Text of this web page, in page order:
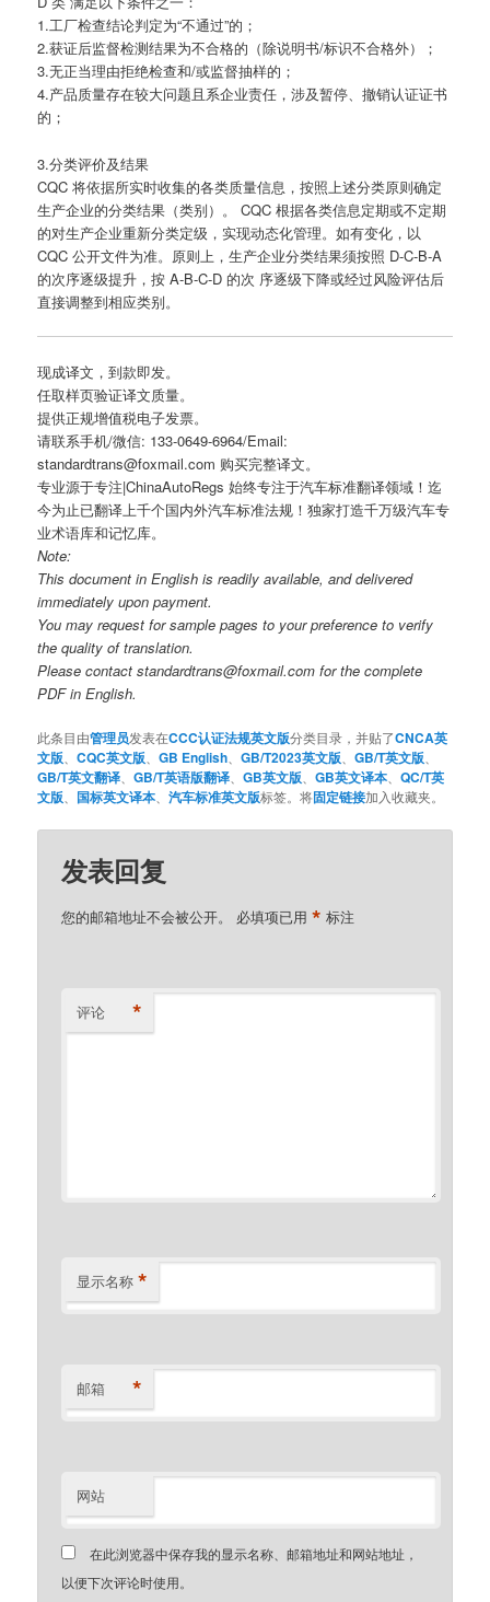
1.工厂检查结论判定为“不通过”的；
2.获证后监督检测结果为不合格的（除说明书/标识不合格外）；
3.无正当理由拒绝检查和/或监督抽样的；
4.产品质量存在较大问题且系企业责任，涉及暂停、撤销认证证书
的；
3.分类评价及结果
CQC 将依据所实时收集的各类质量信息，按照上述分类原则确定
生产企业的分类结果（类别）。 CQC 根据各类信息定期或不定期
的对生产企业重新分类定级，实现动态化管理。如有变化，以
CQC 公开文件为准。原则上，生产企业分类结果须按照 D-C-B-A
的次序逐级提升，按 A-B-C-D 的次 序逐级下降或经过风险评估后
直接调整到相应类别。
现成译文，到款即发。
任取样页验证译文质量。
提供正规增值税电子发票。
请联系手机/微信: 133-0649-6964/Email:
standardtrans@foxmail.com 购买完整译文。
专业源于专注|ChinaAutoRegs 始终专注于汽车标准翻译领域！迄
今为止已翻译上千个国内外汽车标准法规！独家打造千万级汽车专
业术语库和记忆库。
Note:
This document in English is readily available, and delivered
immediately upon payment.
You may request for sample pages to your preference to verify
the quality of translation.
Please contact standardtrans@foxmail.com for the complete
PDF in English.
此条目由管理员发表在CCC认证法规英文版分类目录，并贴了CNCA英
文版 、CQC英文版 、GB English 、GB/T2023英文版 、GB/T英文版
GB/T英文翻译 、GB/T英语版翻译 、GB英文版 、GB英文译本 、QC/T英
文版
国标英文译本 、汽车标准英文版标签。将固定链接加入收藏夹。
发表回复
您的邮箱地址不会被公开。 必填项已用* 标注
评论 *
显示名称 *
邮箱 *
网站
在此浏览器中保存我的显示名称、邮箱地址和网站地址，
以便下次评论时使用。